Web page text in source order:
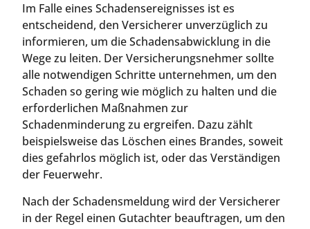
Im Falle eines Schadensereignisses ist es
entscheidend, den Versicherer unverzüglich zu
informieren, um die Schadensabwicklung in die
Wege zu leiten. Der Versicherungsnehmer sollte
alle notwendigen Schritte unternehmen, um den
Schaden so gering wie möglich zu halten und die
erforderlichen Maßnahmen zur
Schadenminderung zu ergreifen. Dazu zählt
beispielsweise das Löschen eines Brandes, soweit
dies gefahrlos möglich ist, oder das Verständigen
der Feuerwehr.
Nach der Schadensmeldung wird der Versicherer
in der Regel einen Gutachter beauftragen, um den